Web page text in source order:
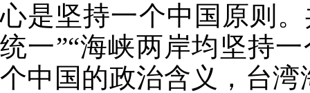
心是坚持一个中国原则
统一”“海峡两岸均坚持
个中国的政治含义，台